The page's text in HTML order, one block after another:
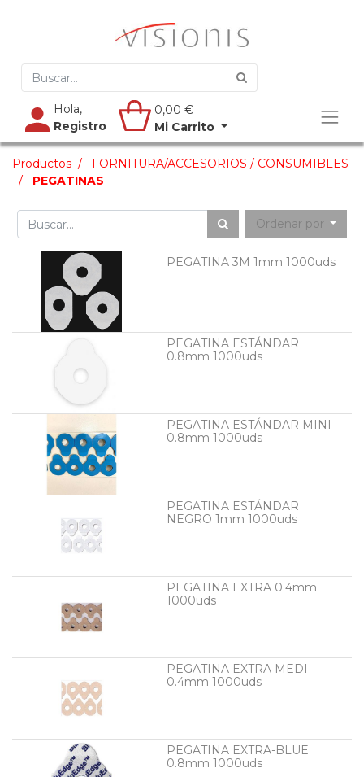
Hola,
Registro
0,00 €
Mi Carrito
Productos
FORNITURA/ACCESORIOS / CONSUMIBLES
PEGATINAS
Ordenar por
PEGATINA 3M 1mm 1000uds
PEGATINA ESTÁNDAR
0.8mm 1000uds
PEGATINA ESTÁNDAR MINI
0.8mm 1000uds
PEGATINA ESTÁNDAR
NEGRO 1mm 1000uds
PEGATINA EXTRA 0.4mm
1000uds
PEGATINA EXTRA MEDI
0.4mm 1000uds
PEGATINA EXTRA-BLUE
0.8mm 1000uds